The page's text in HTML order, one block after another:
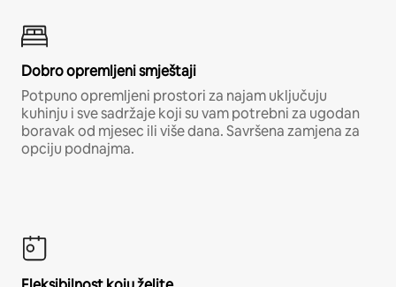
Dobro opremljeni smještaji
Potpuno opremljeni prostori za najam uključuju
kuhinju i sve sadržaje koji su vam potrebni za ugodan
boravak od mjesec ili više dana. Savršena zamjena za
opciju podnajma.